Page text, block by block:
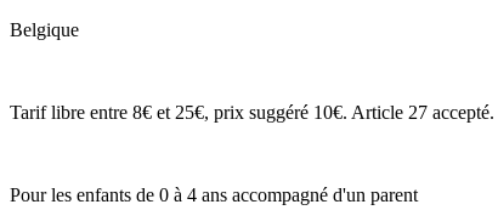
Belgique
Tarif libre entre 8€ et 25€, prix suggéré 10€. Article 27 accepté.
Pour les enfants de 0 à 4 ans accompagné d'un parent